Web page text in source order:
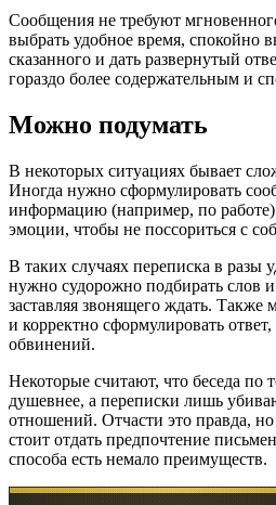
Сообщения не требуют
выбрать удобное время, спокойно
сказанного и дать развернутый
гораздо более содержательным и
Можно подумать
В некоторых ситуациях бывает
Иногда нужно сформулировать
информацию (например, по
эмоции, чтобы не поссориться с
В таких случаях переписка в разы
нужно судорожно подбирать слов
заставляя звонящего ждать. Также
и корректно сформулировать
обвинений.
Некоторые считают, что беседа по
душевнее, а переписки лишь
отношений. Отчасти это правда,
стоит отдать предпочтение
способа есть немало преимуществ.